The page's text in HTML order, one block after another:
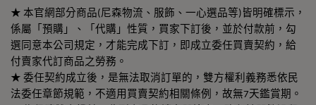
★ 本官網部分商品(尼森物流、服飾、一心選品等)皆明確標示，
係屬「預購」、「代購」性質，買家下訂後，並於付款前，勾
選同意本公司規定，才能完成下訂，即成立委任買賣契約，給
付賣家代訂商品之勞務。
★ 委任契約成立後，是無法取消訂單的，雙方權利義務悉依民
法委任章節規範，不適用買賣契約相關條例，故無7天鑑賞期。